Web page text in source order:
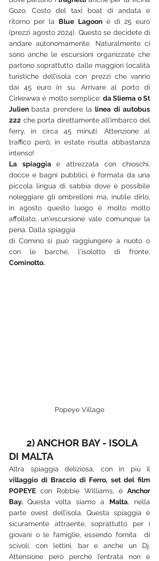
Gozo. Costo del taxi boat di andata e
ritorno per la Blue Lagoon è di 25 euro
(prezzi agosto 2024). Questo se decidete di
andare autonomamente. Naturalmente ci
sono anche le escursioni organizzate che
partono soprattutto dalle maggiori località
turistiche dell’isola con prezzi che vanno
dai 45 euro in su. Arrivare al porto di
Cirkewwa è molto semplice: da Sliema o St
Julien basta prendere la linea di autobus
222 che porta direttamente all’imbarco del
ferry, in circa 45 minuti. Attenzione al
traffico però, in estate risulta abbastanza
intenso!
La spiaggia è attrezzata con chioschi,
docce e bagni pubblici, è formata da una
piccola lingua di sabbia dove è possibile
noleggiare gli ombrelloni ma, inutile dirlo,
in agosto questo luogo è molto molto
affollato, un'escursione vale comunque la
pena. Dalla spiaggia
di Comino si può raggiungere a nuoto o
Cominotto.
Popeye Village
DI MALTA
villaggio di Braccio di Ferro, set del film
POPEYE con Robbie Williams, è Anchor
Bay. Questa volta siamo a Malta, nella
parte ovest dell’isola. Questa spiaggia è
sicuramente attraente, soprattutto per i
giovani o le famiglie, essendo fornita  di
scivoli, con lettini, bar e anche un Dj.
Attensione però perchè l’entrata non è